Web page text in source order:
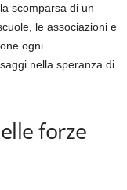
scomparsa di un
le associazioni e
ogni
nella speranza di
forze